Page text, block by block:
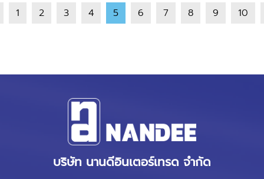
1 2 3 4 5 6 7 8 9 10
บริษัท นานดีอินเตอร์เทรด จำกัด